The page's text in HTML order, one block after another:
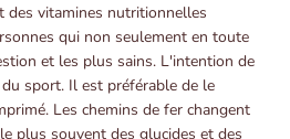
des vitamines nutritionnelles
qui non seulement en toute
et les plus sains. L'intention de
sport. Il est préférable de le
Les chemins de fer changent
plus souvent des glucides et des